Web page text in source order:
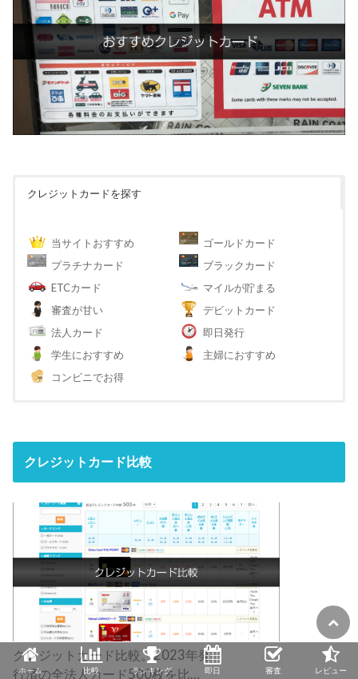
クレジットカードを探す
当サイトおすすめ
ゴールドカード
プラチナカード
ブラックカード
ETCカード
マイルが貯まる
審査が甘い
デビットカード
法人カード
即日発行
学生におすすめ
主婦におすすめ
コンビニでお得
クレジットカード比較
クレジットカード比較。2023年発
行済の全法人カード500枚を比
ホーム 比較 ランキング 即日 審査 レビュー